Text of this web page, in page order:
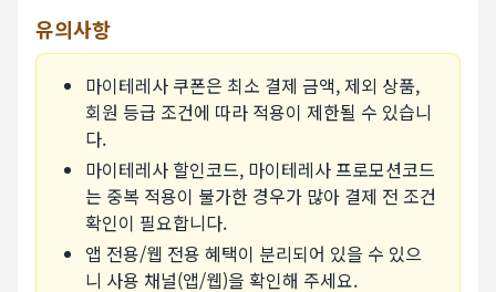
유의사항
마이테레사 쿠폰은 최소 결제 금액, 제외 상품,
회원 등급 조건에 따라 적용이 제한될 수 있습니
다.
마이테레사 할인코드, 마이테레사 프로모션코드
는 중복 적용이 불가한 경우가 많아 결제 전 조건
확인이 필요합니다.
앱 전용/웹 전용 혜택이 분리되어 있을 수 있으
니 사용 채널(앱/웹)을 확인해 주세요.